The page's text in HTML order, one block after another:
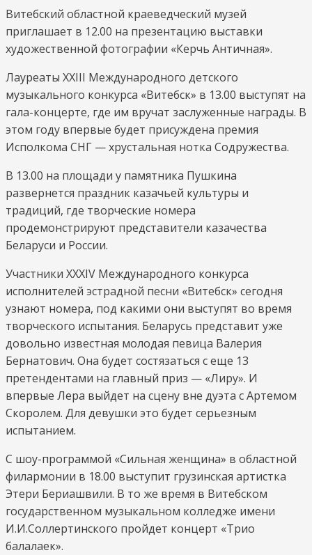
Витебский областной краеведческий музей
приглашает в 12.00 на презентацию выставки
художественной фотографии «Керчь Античная».
Лауреаты XXIII Международного детского
музыкального конкурса «Витебск» в 13.00 выступят на
гала-концерте, где им вручат заслуженные награды. В
этом году впервые будет присуждена премия
Исполкома СНГ — хрустальная нотка Содружества.
В 13.00 на площади у памятника Пушкина
развернется праздник казачьей культуры и
традиций, где творческие номера
продемонстрируют представители казачества
Беларуси и России.
Участники XXXIV Международного конкурса
исполнителей эстрадной песни «Витебск» сегодня
узнают номера, под какими они выступят во время
творческого испытания. Беларусь представит уже
довольно известная молодая певица Валерия
Бернатович. Она будет состязаться с еще 13
претендентами на главный приз — «Лиру». И
впервые Лера выйдет на сцену вне дуэта с Артемом
Скоролем. Для девушки это будет серьезным
испытанием.
С шоу-программой «Сильная женщина» в областной
филармонии в 18.00 выступит грузинская артистка
Этери Бериашвили. В то же время в Витебском
государственном музыкальном колледже имени
И.И.Соллертинского пройдет концерт «Трио
балалаек».